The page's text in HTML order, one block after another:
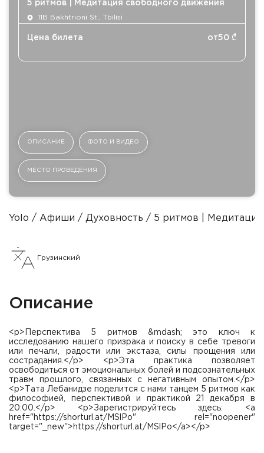
5 ритмов | Медитация свободного движения
11B Bakhtrioni St., Tbilisi
Цена билета от50 ₾
ОПИСАНИЕ ФОТО И ВИДЕО
МЕСТО ПРОВЕДЕНИЯ
Yolo Афиши Духовность 5 ритмов |
Грузинский
Описание
<p>Перспектива 5 ритмов &mdash; это ключ к
исследованию нашего призрака и поиску в себе тревоги
или печали, радости или экстаза, силы прощения или
сострадания.</p> <p>Эта практика позволяет
освободиться от эмоциональных болей и подсознательных
травм прошлого, связанных с негативным опытом.</p>
<p>Тата Лебанидзе поделится с нами танцем 5 ритмов как
философией, перспективой и практикой 21 декабря в
20:00.</p> <p>Зарегистрируйтесь здесь: <a
href="https://shorturl.at/MSlPo" rel="noopener"
target="_new">https://shorturl.at/MSlPo</a></p>